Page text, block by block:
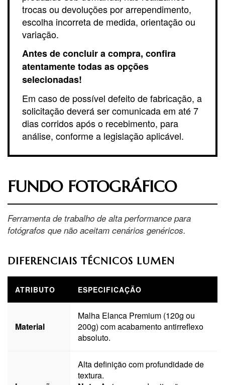
trocas ou devoluções por arrependimento,
escolha incorreta de medida, orientação ou
variação.
Antes de concluir a compra, confira
atentamente todas as opções
selecionadas!
Em caso de possível defeito de fabricação, a
solicitação deverá ser comunicada em até 7
dias corridos após o recebimento, para
análise, conforme a legislação aplicável.
FUNDO FOTOGRÁFICO
Ferramenta de trabalho de alta performance para
fotógrafos que não aceitam cenários genéricos.
DIFERENCIAIS TÉCNICOS LUMEN
ATRIBUTO ESPECIFICAÇÃO
Material
Malha Elanca Premium (120g ou
200g) com acabamento antirreflexo
absoluto.
Alta definição com profundidade de
textura.